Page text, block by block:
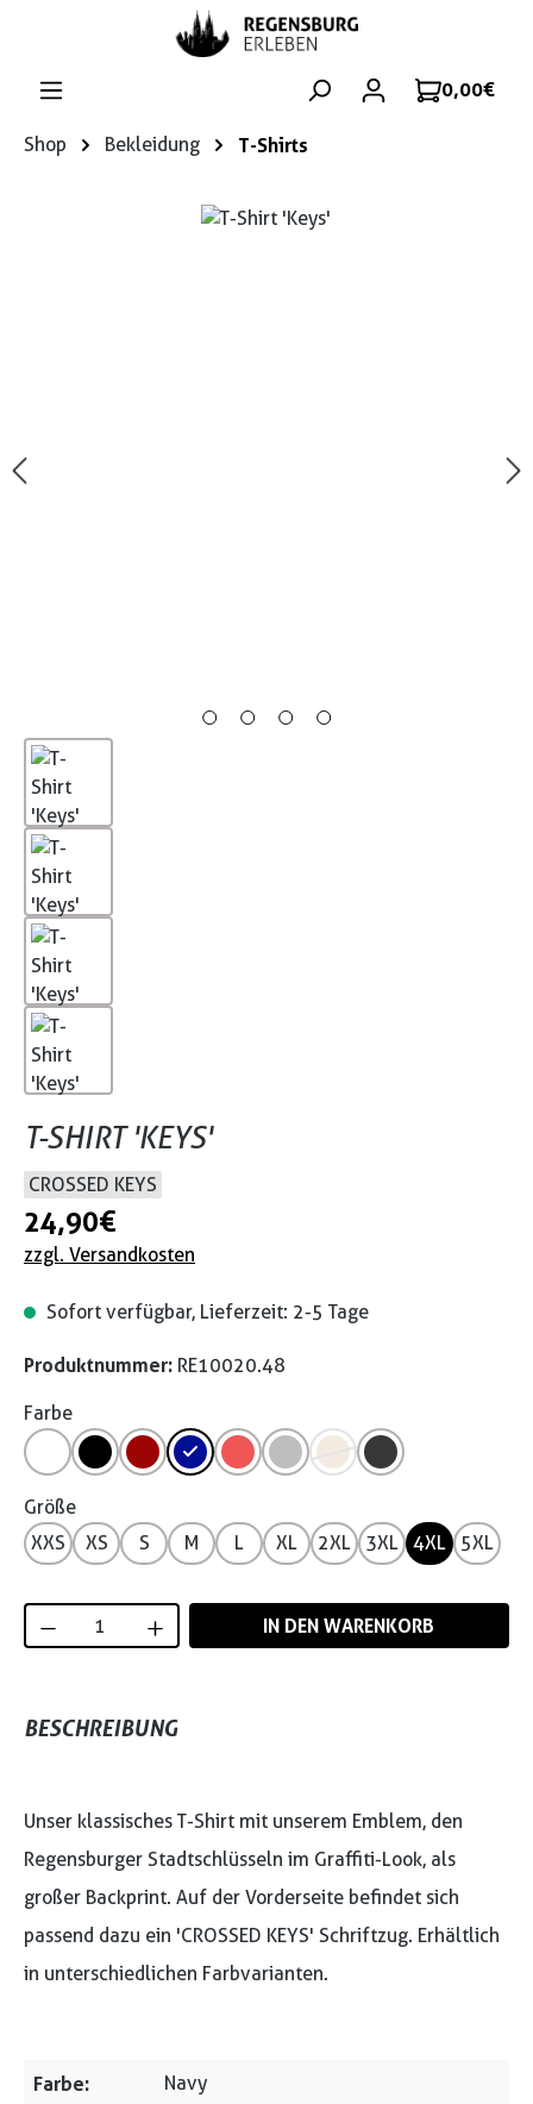
Zum Hauptinhalt springen
0,00 €
Shop Bekleidung T-Shirts
Bildergalerie überspringen
T-SHIRT 'KEYS'
CROSSED KEYS
24,90 €
zzgl. Versandkosten
Sofort verfügbar, Lieferzeit: 2-5 Tage
Produktnummer: RE10020.48
Farbe
Größe
XXS
XS S M L XL 2XL 3XL 4XL 5XL
Produkt Anzahl: Gib den gewünschten
IN DEN WARENKORB
BESCHREIBUNG
Unser klassisches T-Shirt mit unserem Emblem, den
Regensburger Stadtschlüsseln im Graffiti-Look, als
großer Backprint. Auf der Vorderseite befindet sich
passend dazu ein 'CROSSED KEYS' Schriftzug. Erhältlich
in unterschiedlichen Farbvarianten.
Farbe: Navy